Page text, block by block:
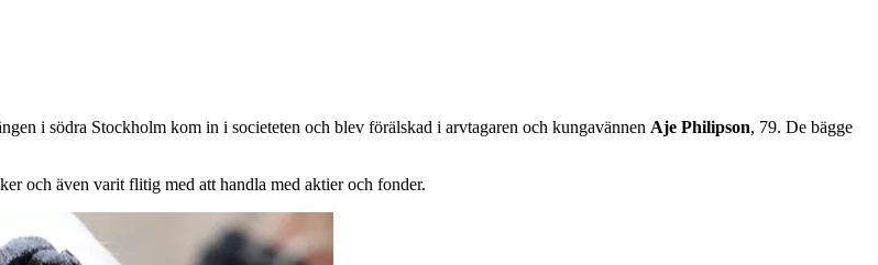
i södra Stockholm kom in i societeten och blev förälskad i arvtagaren och kungavännen Aje Philipson, 79. De bägge
och även varit flitig med att handla med aktier och fonder.